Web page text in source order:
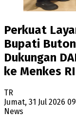
Perkuat
Bupati
Dukungan
ke Menkes RI
TR
Jumat, 31 Jul 2026
News